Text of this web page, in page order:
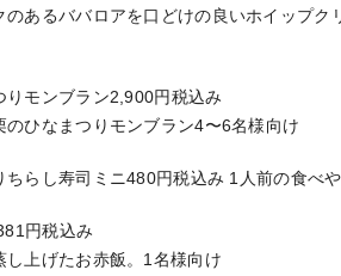
のあるババロアを口どけの良いホイップク
りモンブラン2,900円税込み
のひなまつりモンブラン4〜6名様向け
ちらし寿司ミニ480円税込み 1人前の食べ
円税込み
し上げたお赤飯。1名様向け